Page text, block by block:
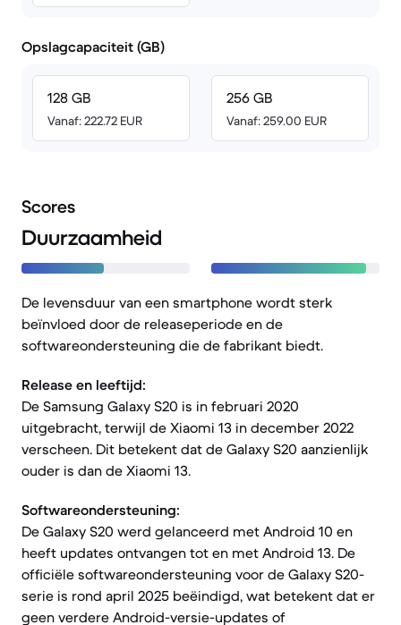
Opslagcapaciteit (GB)
128 GB
Vanaf: 222.72 EUR
256 GB
Vanaf: 259.00 EUR
Scores
Duurzaamheid
De levensduur van een smartphone wordt sterk
beïnvloed door de releaseperiode en de
softwareondersteuning die de fabrikant biedt.
Release en leeftijd:
De Samsung Galaxy S20 is in februari 2020
uitgebracht, terwijl de Xiaomi 13 in december 2022
verscheen. Dit betekent dat de Galaxy S20 aanzienlijk
ouder is dan de Xiaomi 13.
Softwareondersteuning:
De Galaxy S20 werd gelanceerd met Android 10 en
heeft updates ontvangen tot en met Android 13. De
officiële softwareondersteuning voor de Galaxy S20-
serie is rond april 2025 beëindigd, wat betekent dat er
geen verdere Android-versie-updates of